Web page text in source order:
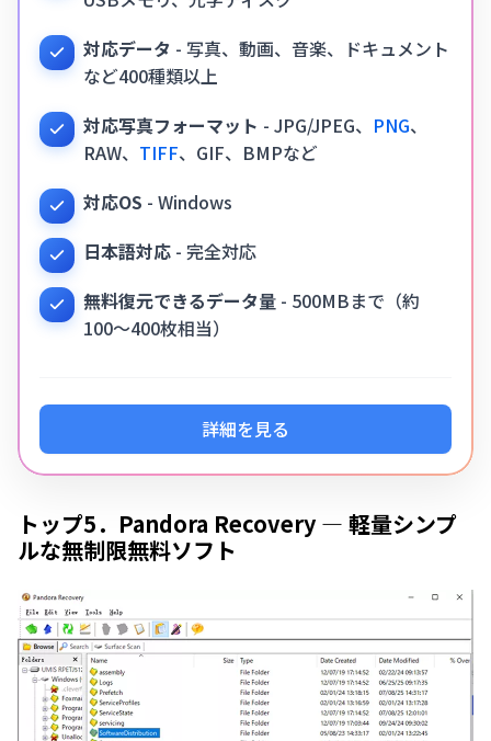
対応データ - 写真、動画、音楽、ドキュメント
など400種類以上
対応写真フォーマット - JPG/JPEG、 PNG、
RAW、 TIFF、GIF、BMPなど
対応OS - Windows
日本語対応 - 完全対応
無料復元できるデータ量 - 500MBまで（約
100〜400枚相当）
詳細を見る
トップ5．Pandora Recovery — 軽量シンプ
ルな無制限無料ソフト